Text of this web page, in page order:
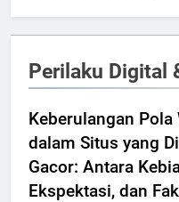
Perilaku Digital
Keberulangan Pola
dalam Situs yang
Gacor: Antara
Ekspektasi, dan